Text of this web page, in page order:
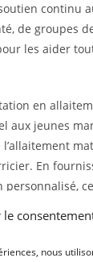
le
nous
continu
de groupes
les aider
en
aux jeunes
En
personnalisé,
leur choix